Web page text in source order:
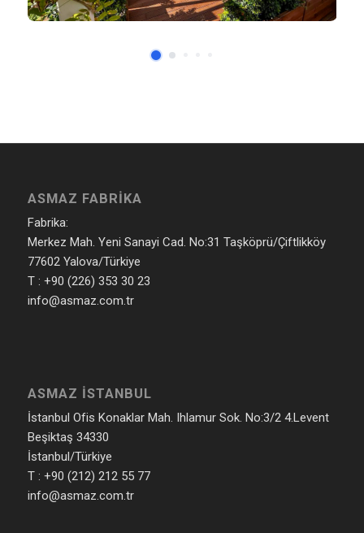
ASMAZ FABRIKA
Fabrika:
Merkez Mah. Yeni Sanayi Cad. No:31 Taşköprü/Çiftlikköy
77602 Yalova/Türkiye
T : +90 (226) 353 30 23
info@asmaz.com.tr
ASMAZ İSTANBUL
İstanbul Ofis Konaklar Mah. Ihlamur Sok. No:3/2 4.Levent
Beşiktaş 34330
İstanbul/Türkiye
T : +90 (212) 212 55 77
info@asmaz.com.tr